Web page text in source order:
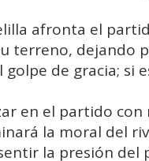
afronta el
terreno, dejando
de gracia; si
en el partido
la moral del
la presión